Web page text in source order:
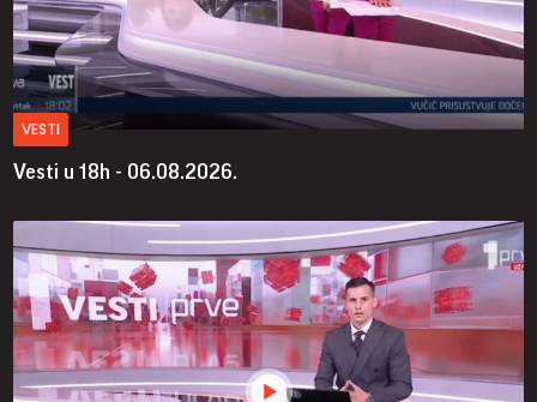
VESTI
Vesti u 18h - 06.08.2026.